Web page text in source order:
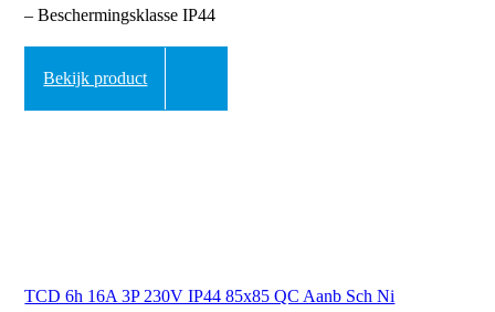
– Beschermingsklasse IP44
Bekijk product
TCD 6h 16A 3P 230V IP44 85x85 QC Aanb Sch Ni